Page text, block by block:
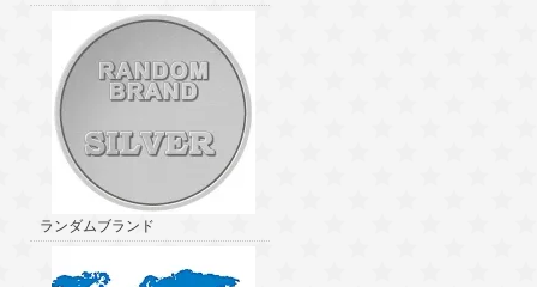
ランダムブランド